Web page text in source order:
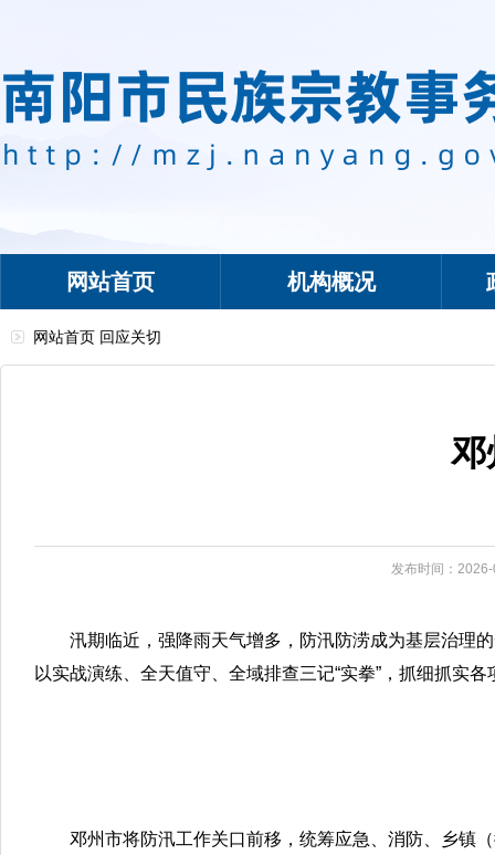
网站首页 机构概况
网站首页 回应关切
邓
发布时间：
汛期临近，强降雨天气增多，防汛防涝成为基层治理
以实战演练、全天值守、全域排查三记“实拳”，抓细抓实各
邓州市将防汛工作关口前移，统筹应急、消防、乡镇